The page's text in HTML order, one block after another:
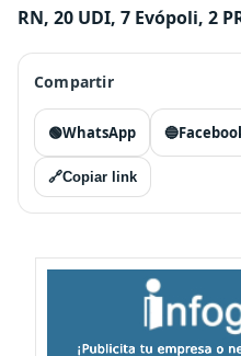
RN, 20 UDI, 7 Evópoli, 2
Compartir
🟢WhatsApp 🔵
🔗Copiar link